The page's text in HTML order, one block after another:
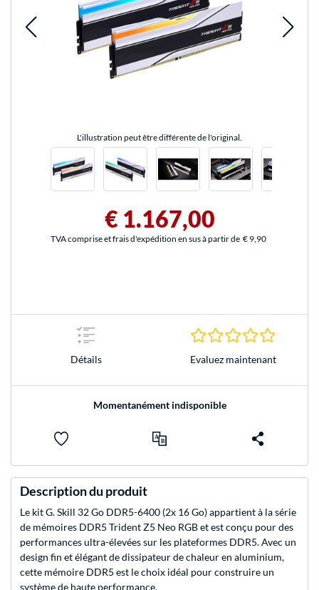
L'illustration peut être différente de l'original.
€ 1.167,00
TVA comprise et frais d'expédition en sus à partir de € 9,90
Détails Evaluez maintenant
Momentanément indisponible
Description du produit
Le kit G. Skill 32 Go DDR5-6400 (2x 16 Go) appartient à la série
de mémoires DDR5 Trident Z5 Neo RGB et est conçu pour des
performances ultra-élevées sur les plateformes DDR5. Avec un
design fin et élégant de dissipateur de chaleur en aluminium,
cette mémoire DDR5 est le choix idéal pour construire un
système de haute performance.